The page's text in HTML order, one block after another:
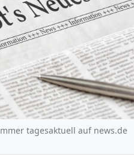
tagesaktuell auf news.de